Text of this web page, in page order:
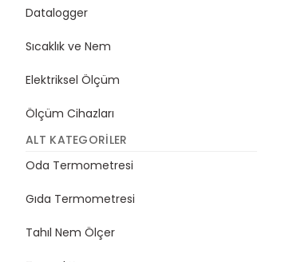
Datalogger
Sıcaklık ve Nem
Elektriksel Ölçüm
Ölçüm Cihazları
ALT KATEGORILER
Oda Termometresi
Gıda Termometresi
Tahıl Nem Ölçer